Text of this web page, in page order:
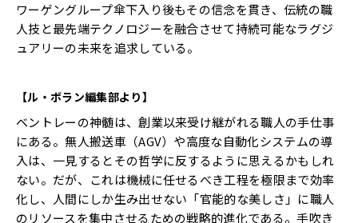
ワーゲングループ傘下入り後もその信念を貫き、伝統の職
人技と最先端テクノロジーを融合させて持続可能なラグジ
ュアリーの未来を追求している。
【ル・ボラン編集部より】
ベントレーの神髄は、創業以来受け継がれる職人の手仕事
にある。無人搬送車（AGV）や高度な自動化システムの導
入は、一見するとその哲学に反するように思えるかもしれ
ない。だが、これは機械に任せるべき工程を極限まで効率
化し、人間にしか生み出せない「官能的な美しさ」に職人
のリソースを集中させるための戦略的進化である。手吹き